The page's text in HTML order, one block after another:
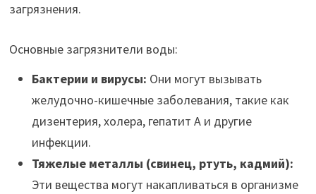
загрязнения.
Основные загрязнители воды:
Бактерии и вирусы: Они могут вызывать
желудочно-кишечные заболевания, такие как
дизентерия, холера, гепатит A и другие
инфекции.
Тяжелые металлы (свинец, ртуть, кадмий):
Эти вещества могут накапливаться в организме